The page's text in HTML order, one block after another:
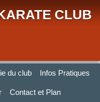
CLUB
du club Infos Pratiques
Contact et Plan